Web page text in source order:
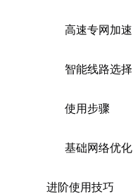
高速专网加速
智能线路选择
使用步骤
基础网络优化
进阶使用技巧